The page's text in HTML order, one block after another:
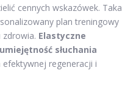
cennych wskazówek. Taka
plan treningowy
Elastyczne
słuchania
efektywnej regeneracji i